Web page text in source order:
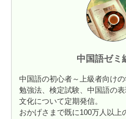
中国語ゼミ
中国語の初心者～上級者向け
勉強法、検定試験、中国語の
文化について定期発信。
おかげさまで既に100万人以上